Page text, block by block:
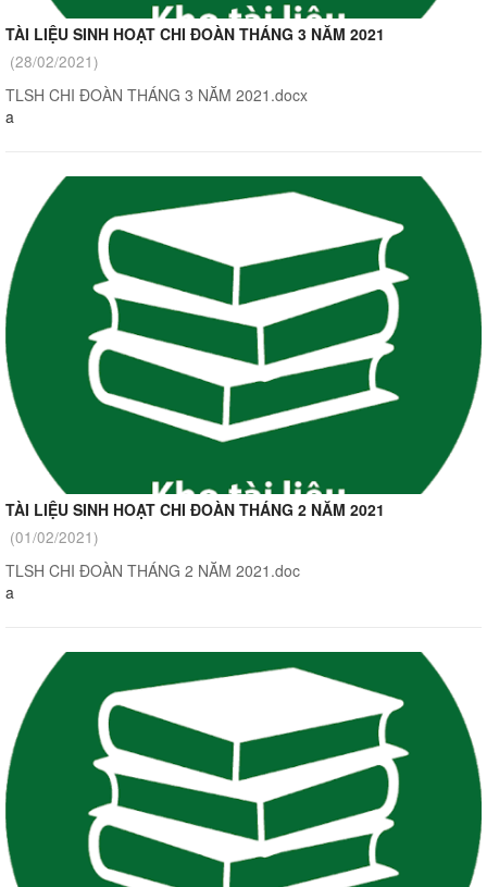
TÀI LIỆU SINH HOẠT CHI ĐOÀN THÁNG 3 NĂM 2021
(28/02/2021)
TLSH CHI ĐOÀN THÁNG 3 NĂM 2021.docx
a
TÀI LIỆU SINH HOẠT CHI ĐOÀN THÁNG 2 NĂM 2021
(01/02/2021)
TLSH CHI ĐOÀN THÁNG 2 NĂM 2021.doc
a